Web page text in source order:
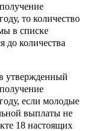
то количество
в списке
до количества
утвержденный
если молодые
выплаты не
18 настоящих